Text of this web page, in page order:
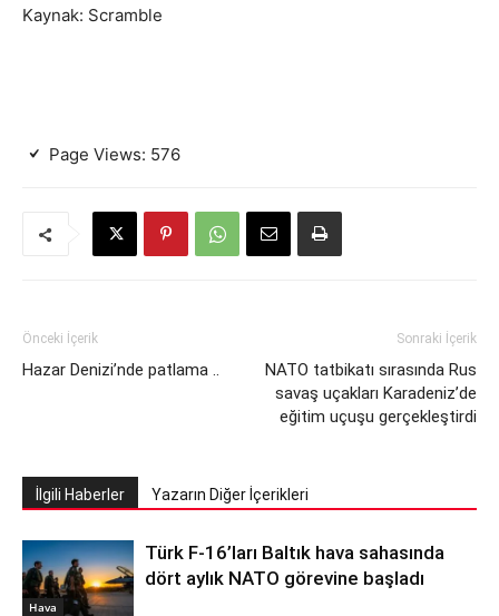
Kaynak: Scramble
Page Views: 576
Önceki İçerik
Hazar Denizi’nde patlama ..
Sonraki İçerik
NATO tatbikatı sırasında Rus
savaş uçakları Karadeniz’de
eğitim uçuşu gerçekleştirdi
İlgili Haberler Yazarın Diğer İçerikleri
Hava
Türk F-16’ları Baltık hava sahasında
dört aylık NATO görevine başladı